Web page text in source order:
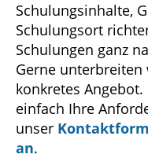
Schulungsinhalte,
Schulungsort
Schulungen ganz
Gerne
konkretes
einfach Ihre
unser
an.